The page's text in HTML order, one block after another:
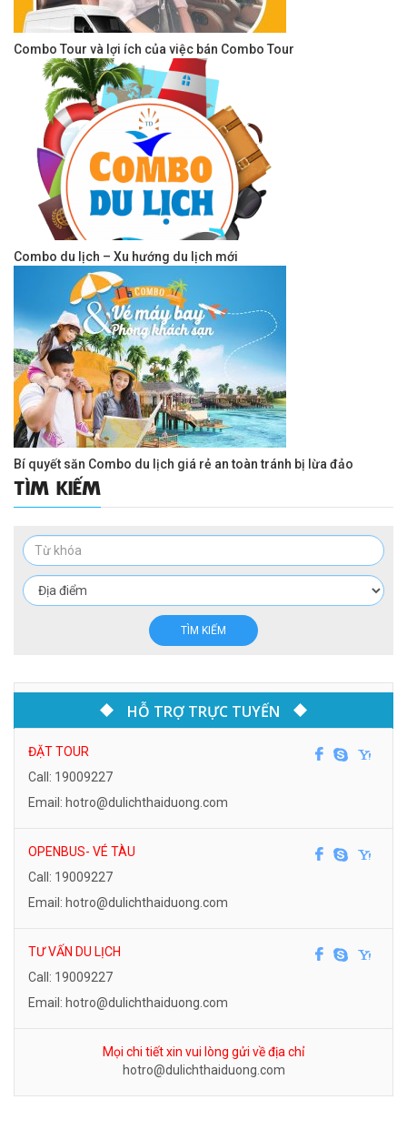
Combo Tour và lợi ích của việc bán Combo Tour
Combo du lịch – Xu hướng du lịch mới
Bí quyết săn Combo du lịch giá rẻ an toàn tránh bị lừa đảo
TÌM KIẾM
TÌM KIẾM
HỖ TRỢ TRỰC TUYẾN
ĐẶT TOUR
Call: 19009227
Email: hotro@dulichthaiduong.com
OPENBUS- VÉ TÀU
Call: 19009227
Email: hotro@dulichthaiduong.com
TƯ VẤN DU LỊCH
Call: 19009227
Email: hotro@dulichthaiduong.com
Mọi chi tiết xin vui lòng gửi về địa chỉ
hotro@dulichthaiduong.com